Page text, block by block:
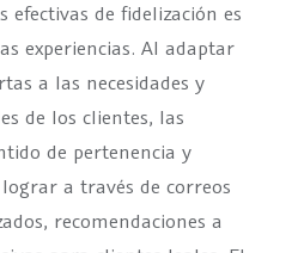
de fidelización es
experiencias. Al adaptar
a las necesidades y
de los clientes, las
de pertenencia y
a través de correos
recomendaciones a